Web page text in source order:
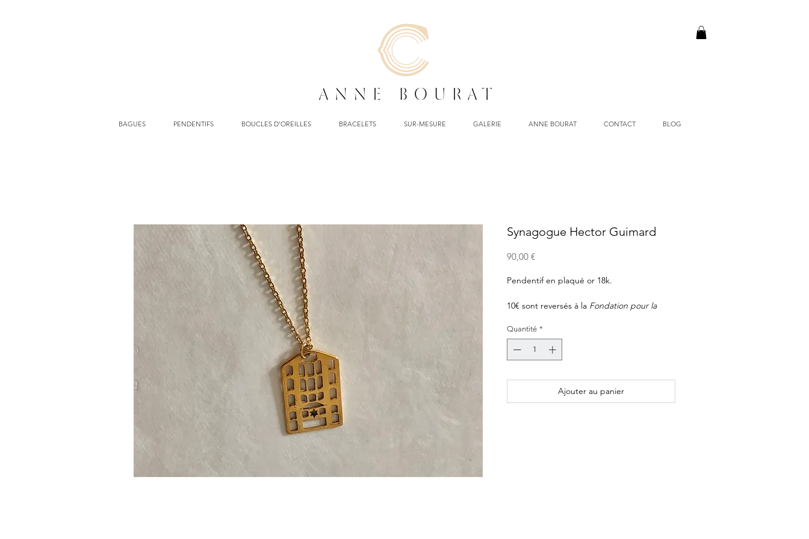
BAGUES PENDENTIFS BOUCLES D'OREILLES BRACELETS SUR-MESURE GALERIE ANNE BOURAT CONTACT BLOG
Synagogue Hector Guimard
90,00 €Prix
Pendentif en plaqué or 18k.
10€ sont reversés à la Fondation pour la
Quantité *
Ajouter au panier